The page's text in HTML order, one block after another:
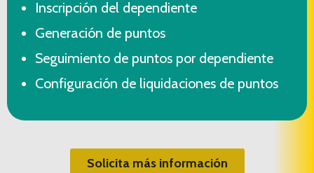
⁠Inscripción del dependiente
⁠Generación de puntos
⁠Seguimiento de puntos por dependiente
⁠Configuración de liquidaciones de puntos
Solicita más información